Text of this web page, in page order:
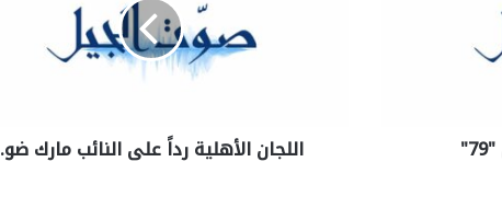
اللجان الأهلية رداََ على النائب مارك ضو.